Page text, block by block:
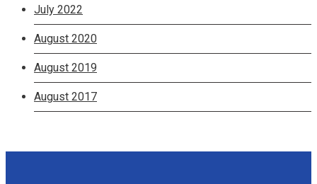
July 2022
August 2020
August 2019
August 2017